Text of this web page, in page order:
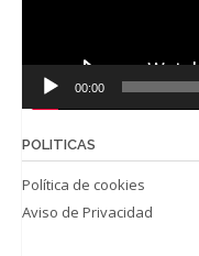
00:00
POLITICAS
Política de cookies
Aviso de Privacidad